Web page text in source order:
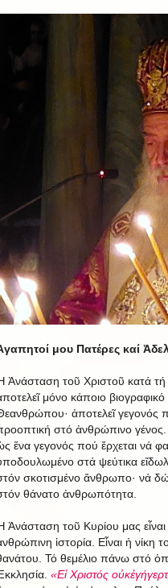
μου Πατέρες καί
Ἀνάσταση τοῦ Χριστοῦ κατά τή
μόνο κάποιο βιογραφικό
ἀποτελεῖ γεγονός
στό ἀνθρώπινο
ἕνα γεγονός πού ἔρχεται νά
στά ψεύτικα
σκοτισμένο ἄνθρωπο· νά
θάνατο ἀνθρωπότητα.
Ἀνάσταση τοῦ Κυρίου μας
ἱστορία. Εἶναι ἡ νίκη
Τό θεμέλιο πάνω στό
«Εἰ Χριστός